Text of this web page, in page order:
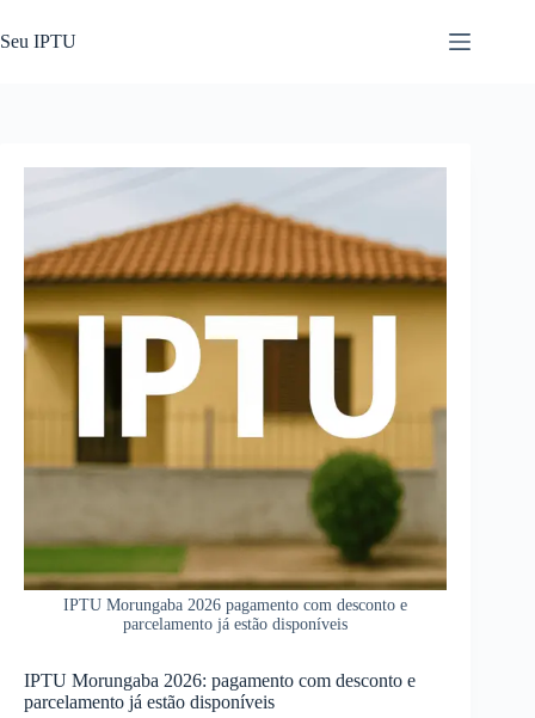
para
o
Seu IPTU
IPTU Morungaba 2026 pagamento com desconto e
parcelamento já estão disponíveis
IPTU Morungaba 2026: pagamento com desconto e
parcelamento já estão disponíveis